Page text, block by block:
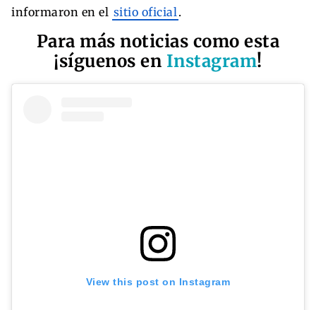
informaron en el sitio oficial .
Para más noticias como esta
¡síguenos en Instagram!
View this post on Instagram